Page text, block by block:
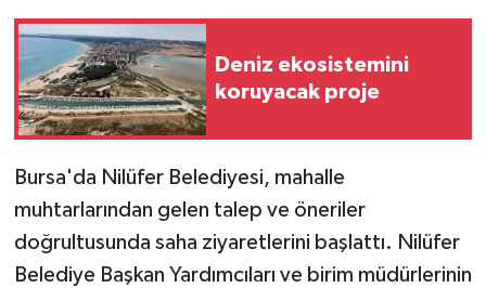
Deniz ekosistemini
koruyacak proje
Bursa'da Nilüfer Belediyesi, mahalle
muhtarlarından gelen talep ve öneriler
doğrultusunda saha ziyaretlerini başlattı. Nilüfer
Belediye Başkan Yardımcıları ve birim müdürlerinin